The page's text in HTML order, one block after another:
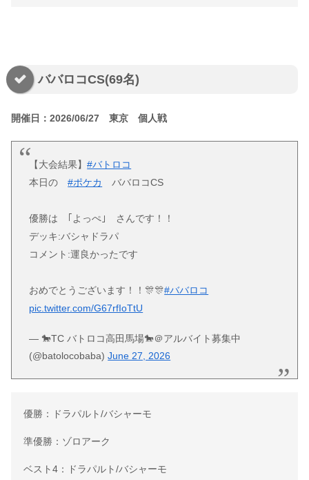
ババロコCS(69名)
開催日：2026/06/27 東京 個人戦
【大会結果】#バトロコ
本日の#ポケカ ババロコCS
優勝は ｢よっぺ｣ さんです！！
デッキ:バシャドラパ
コメント:運良かったです
おめでとうございます！！🎊🎊#ババロコ
pic.twitter.com/G67rfIoTtU
— 🐎TC バトロコ高田馬場🐎＠アルバイト募集中
(@batolocobaba)June 27, 2026
優勝：ドラパルト/バシャーモ
準優勝：ゾロアーク
ベスト4：ドラパルト/バシャーモ